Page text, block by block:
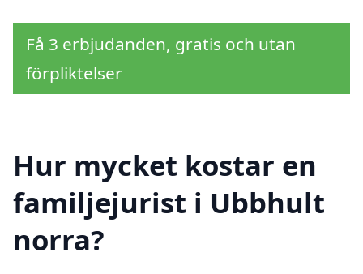
Få 3 erbjudanden, gratis och utan
förpliktelser
Hur mycket kostar en
familjejurist i Ubbhult
norra?